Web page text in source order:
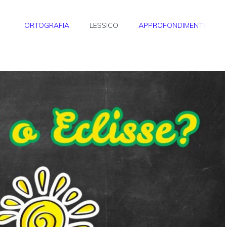
ORTOGRAFIA LESSICO APPROFONDIMENTI